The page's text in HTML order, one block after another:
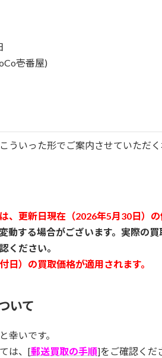
壱番屋)
ういった形でご案内させていただく
、更新日現在（2026年5月30日）の
動する場合がございます。実際の
ください。
日）の買取価格が適用されます。
いて
幸いです。
は、[郵送買取の手順]をご確認くだ